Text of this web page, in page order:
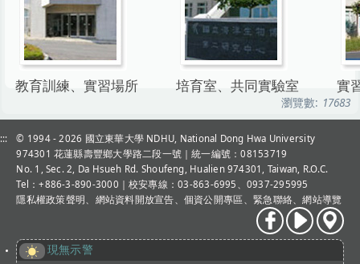
教育訓練、實習場所 培育室、共同實驗室 實
瀏覽數: 17683
::: © 1994 - 2026 國立東華大學 NDHU, National Dong Hwa University
974301 花蓮縣壽豐鄉大學路二段一號｜統一編號：08153719
No. 1, Sec. 2, Da Hsueh Rd. Shoufeng, Hualien 974301, Taiwan, R.O.C.
Tel：+886-3-890-3000 ｜校安專線：03-863-6995、0937-295995
隱私權政策聲明
網站資料開放宣告 個資公開專區 、緊急聯絡 、網站導覽
現無示警